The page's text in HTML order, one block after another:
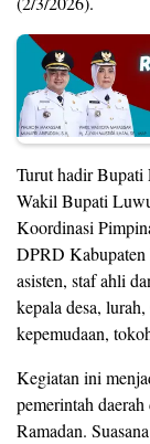
Turut hadir
Wakil Bupati
Koordinasi
DPRD
asisten, staf ahli
kepala desa,
kepemudaan,
Kegiatan ini
pemerintah
Ramadan.